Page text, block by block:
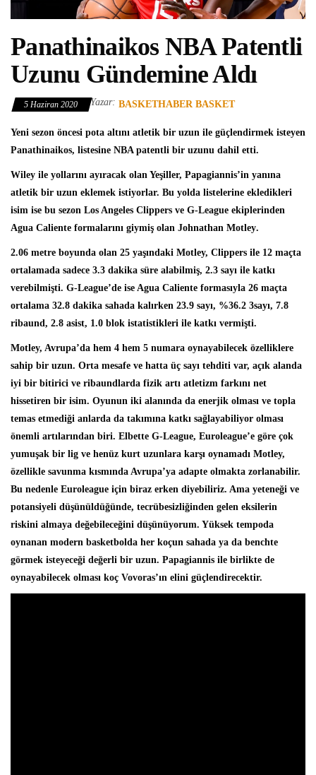
Panathinaikos NBA Patentli
Uzunu Gündemine Aldı
5 Haziran 2020 Yazar: BASKETHABER BASKET
Yeni sezon öncesi pota altını atletik bir uzun ile güçlendirmek isteyen
Panathinaikos, listesine NBA patentli bir uzunu dahil etti.
Wiley ile yollarını ayıracak olan Yeşiller, Papagiannis’in yanına
atletik bir uzun eklemek istiyorlar. Bu yolda listelerine ekledikleri
isim ise bu sezon Los Angeles Clippers ve G-League ekiplerinden
Agua Caliente formalarını giymiş olan Johnathan Motley.
2.06 metre boyunda olan 25 yaşındaki Motley, Clippers ile 12 maçta
ortalamada sadece 3.3 dakika süre alabilmiş, 2.3 sayı ile katkı
verebilmişti. G-League’de ise Agua Caliente formasıyla 26 maçta
ortalama 32.8 dakika sahada kalırken 23.9 sayı, %36.2 3sayı, 7.8
ribaund, 2.8 asist, 1.0 blok istatistikleri ile katkı vermişti.
Motley, Avrupa’da hem 4 hem 5 numara oynayabilecek özelliklere
sahip bir uzun. Orta mesafe ve hatta üç sayı tehditi var, açık alanda
iyi bir bitirici ve ribaundlarda fizik artı atletizm farkını net
hissetiren bir isim. Oyunun iki alanında da enerjik olması ve topla
temas etmediği anlarda da takımına katkı sağlayabiliyor olması
önemli artılarından biri. Elbette G-League, Euroleague’e göre çok
yumuşak bir lig ve henüz kurt uzunlara karşı oynamadı Motley,
özellikle savunma kısmında Avrupa’ya adapte olmakta zorlanabilir.
Bu nedenle Euroleague için biraz erken diyebiliriz. Ama yeteneği ve
potansiyeli düşünüldüğünde, tecrübesizliğinden gelen eksilerin
riskini almaya değebileceğini düşünüyorum. Yüksek tempoda
oynanan modern basketbolda her koçun sahada ya da benchte
görmek isteyeceği değerli bir uzun. Papagiannis ile birlikte de
oynayabilecek olması koç Vovoras’ın elini güçlendirecektir.